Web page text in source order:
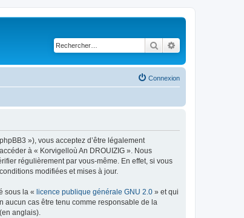
Rechercher
Connexion
»), vous acceptez d’être légalement
à « Korvigelloù An DROUIZIG ». Nous
régulièrement par vous-même. En effet, si vous
modifiées et mises à jour.
sous la « licence publique générale GNU 2.0 » et qui
aucun cas être tenu comme responsable de la
(en anglais).